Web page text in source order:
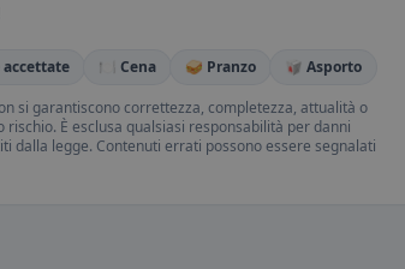
accettate 🍽️ Cena 🥪 Pranzo
🥡 Asporto
si garantiscono correttezza, completezza, attualità o
È esclusa qualsiasi responsabilità per danni
dalla legge. Contenuti errati possono essere segnalati